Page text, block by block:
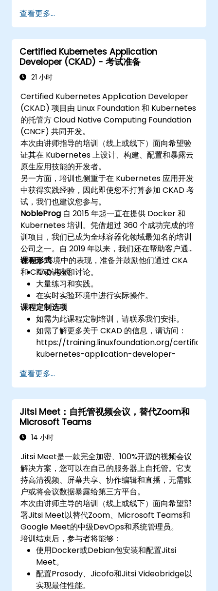
查看更多...
Certified Kubernetes Application
Developer (CKAD) - 考试准备
21 小时
Certified Kubernetes Application Developer
(CKAD) 项目由 Linux Foundation 和 Kubernetes
的托管方 Cloud Native Computing Foundation
(CNCF) 共同开发。
本次由讲师指导的培训（线上或线下）面向希望验
证其在 Kubernetes 上设计、构建、配置和暴露云
原生应用技能的开发者。
另一方面，培训也侧重于在 Kubernetes 应用开发
中获得实践经验，因此即使您不打算参加 CKAD 考
试，我们也建议您参与。
NobleProg 自 2015 年起一直在提供 Docker 和
Kubernetes 培训。凭借超过 360 个成功完成的培
训项目，我们已成为全球容器化领域最知名的培训
公司之一。自 2019 年以来，我们还在帮助客户通过
在 k8s 环境中的表现，准备并鼓励他们通过 CKA
和 CKAD 考试。
课程形式
互动讲座和讨论。
大量练习和实践。
在实时实验环境中进行实际操作。
课程定制选项
如需为此课程定制培训，请联系我们安排。
如需了解更多关于 CKAD 的信息，请访问：
https://training.linuxfoundation.org/
kubernetes-application-developer-
查看更多...
Jitsi Meet：自托管视频会议，替代Zoom和
Microsoft Teams
14 小时
Jitsi Meet是一款完全加密、100%开源的视频会议
解决方案，您可以在自己的服务器上自托管。它支
持高清视频、屏幕共享、协作编辑和直播，无需账
户或将会议数据暴露给第三方平台。
本次由讲师主导的培训（线上或线下）面向希望部
署Jitsi Meet以替代Zoom、Microsoft Teams和
Google Meet的中级DevOps和系统管理员。
培训结束后，参与者将能够：
使用Docker或Debian包安装和配置Jitsi
Meet。
配置Prosody、Jicofo和Jitsi Videobridge以
实现最佳性能。